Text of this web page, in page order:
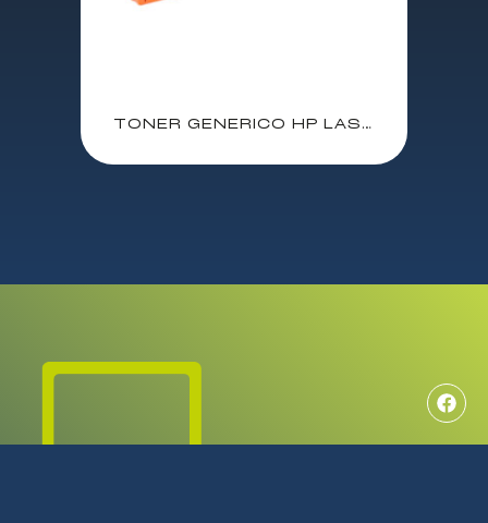
TONER GENERICO HP LASERJET 207A AMARILLO / M255 / MFP M282 / M283 / (W2212A-GE)